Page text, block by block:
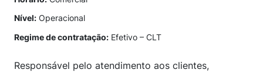
Nível: Operacional
Regime de contratação: Efetivo – CLT
Responsável pelo atendimento aos clientes,